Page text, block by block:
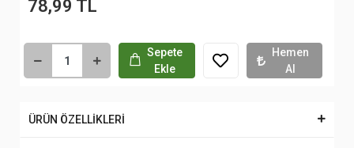
78,99 TL
Sepete
Ekle
Hemen
Al
ÜRÜN ÖZELLİKLERİ